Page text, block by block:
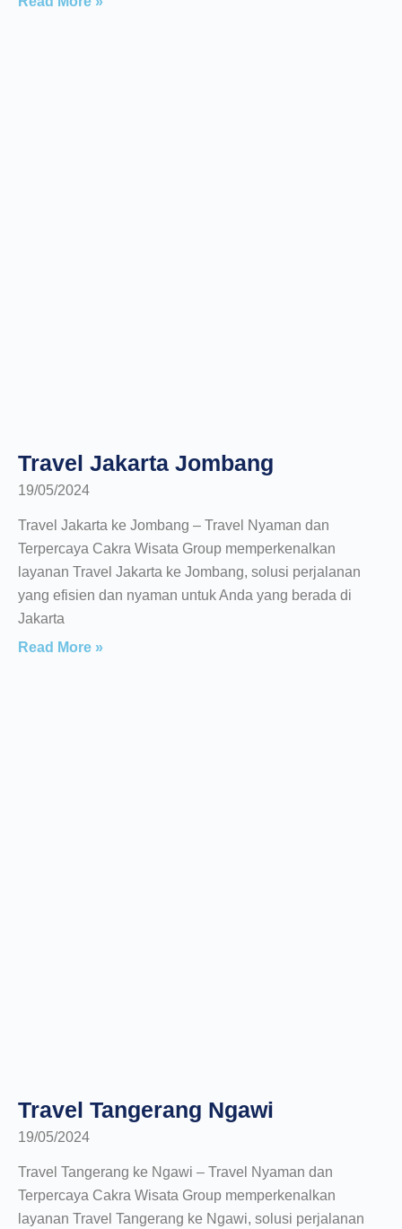
Travel Jakarta Jombang
19/05/2024
Travel Jakarta ke Jombang – Travel Nyaman dan
Terpercaya Cakra Wisata Group memperkenalkan
layanan Travel Jakarta ke Jombang, solusi perjalanan
yang efisien dan nyaman untuk Anda yang berada di
Jakarta
Read More »
Travel Tangerang Ngawi
19/05/2024
Travel Tangerang ke Ngawi – Travel Nyaman dan
Terpercaya Cakra Wisata Group memperkenalkan
layanan Travel Tangerang ke Ngawi, solusi perjalanan